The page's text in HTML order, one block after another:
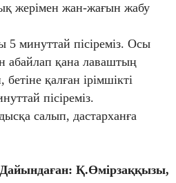
жерімен жан-жағын жабу
5 минуттай пісіреміз. Осы
абайлап қана лаваштың
қалған ірімшікті
пісіреміз.
салып, дастарханға
Дайындаған: Қ.Өмірзаққызы,